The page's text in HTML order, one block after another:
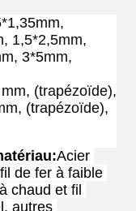
1,5*2,5mm,
3*5mm,
(trapézoïde),
(trapézoïde),
:Acier
de fer à faible
chaud et fil
autres